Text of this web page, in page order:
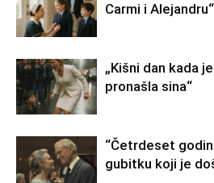
Carmi i Alejandru“
„Kišni dan kada
pronašla sina“
“Četrdeset
gubitku koji je